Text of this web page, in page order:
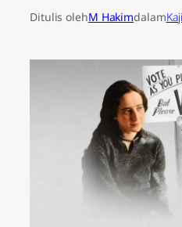
Ditulis olehM Hakimdalam